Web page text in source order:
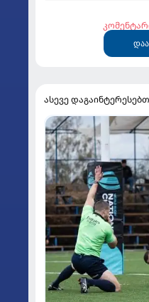
ასევე დაგაინტერესებთ